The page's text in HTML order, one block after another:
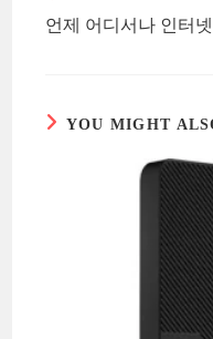
articles
언제 어디서나 인터
YOU MIGHT